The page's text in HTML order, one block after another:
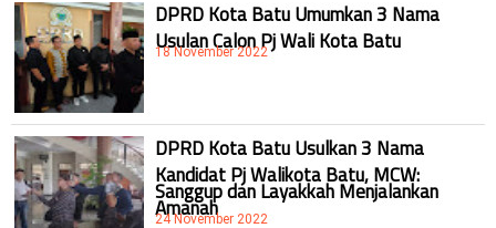
DPRD Kota Batu Umumkan 3 Nama
Usulan Calon Pj Wali Kota Batu
18 November 2022
DPRD Kota Batu Usulkan 3 Nama
Kandidat Pj Walikota Batu, MCW:
Sanggup dan Layakkah Menjalankan
Amanah
24 November 2022